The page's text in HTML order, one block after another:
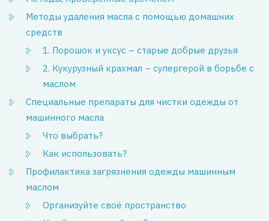
Методы удаления масла с помощью домашних
средств
1. Порошок и уксус – старые добрые друзья
2. Кукурузный крахмал – супергерой в борьбе с
маслом
Специальные препараты для чистки одежды от
машинного масла
Что выбрать?
Как использовать?
Профилактика загрязнения одежды машинным
маслом
Организуйте своё пространство